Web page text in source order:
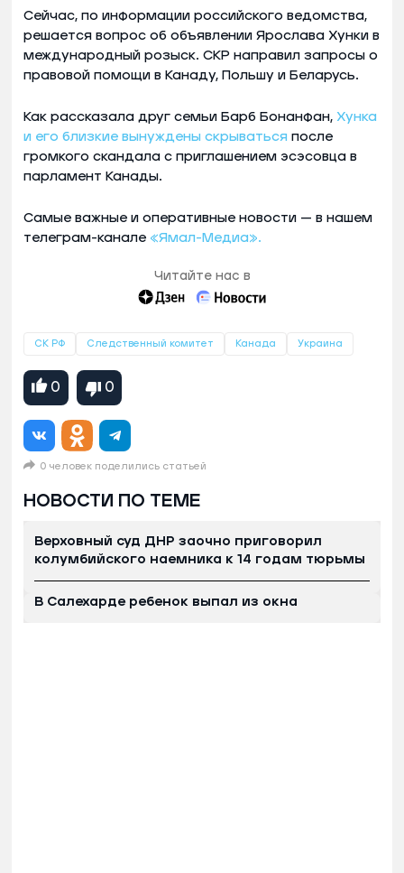
Сейчас, по информации российского ведомства,
решается вопрос об объявлении Ярослава Хунки в
международный розыск. СКР направил запросы о
правовой помощи в Канаду, Польшу и Беларусь.
Как рассказала друг семьи Барб Бонанфан, Хунка
и его близкие вынуждены скрываться после
громкого скандала с приглашением эсэсовца в
парламент Канады.
Самые важные и оперативные новости — в нашем
телеграм-канале «Ямал-Медиа».
Читайте нас в
СК РФ Следственный комитет Канада Украина
0 0
0 человек поделились статьей
НОВОСТИ ПО ТЕМЕ
Верховный суд ДНР заочно приговорил
колумбийского наемника к 14 годам тюрьмы
В Салехарде ребенок выпал из окна